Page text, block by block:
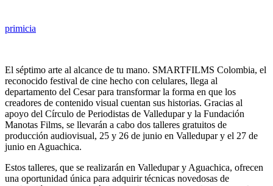
primicia
El séptimo arte al alcance de tu mano. SMARTFILMS Colombia, el
reconocido festival de cine hecho con celulares, llega al
departamento del Cesar para transformar la forma en que los
creadores de contenido visual cuentan sus historias. Gracias al
apoyo del Círculo de Periodistas de Valledupar y la Fundación
Manotas Films, se llevarán a cabo dos talleres gratuitos de
producción audiovisual, 25 y 26 de junio en Valledupar y el 27 de
junio en Aguachica.
Estos talleres, que se realizarán en Valledupar y Aguachica, ofrecen
una oportunidad única para adquirir técnicas novedosas de